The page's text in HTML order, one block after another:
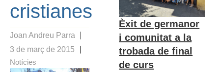
cristianes
Joan Andreu Parra
3 de març de 2015
Notícies
Èxit de germanor
i comunitat a la
trobada de final
de curs